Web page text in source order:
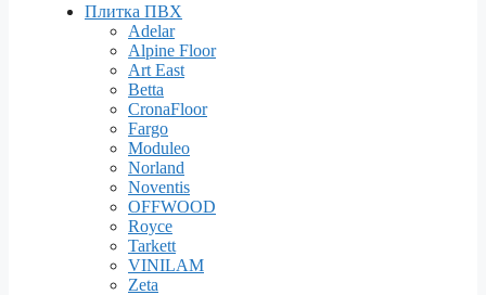
Плитка ПВХ
Adelar
Alpine Floor
Art East
Betta
CronaFloor
Fargo
Moduleo
Norland
Noventis
OFFWOOD
Royce
Tarkett
VINILAM
Zeta